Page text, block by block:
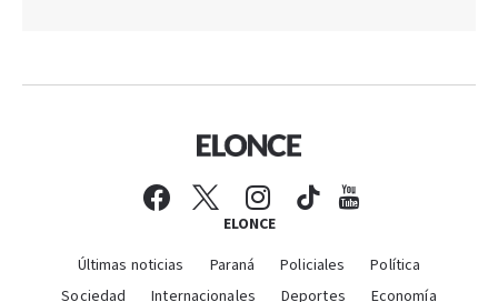
ELONCE
Últimas noticias Paraná Policiales
Política
Sociedad
Internacionales Deportes Economía